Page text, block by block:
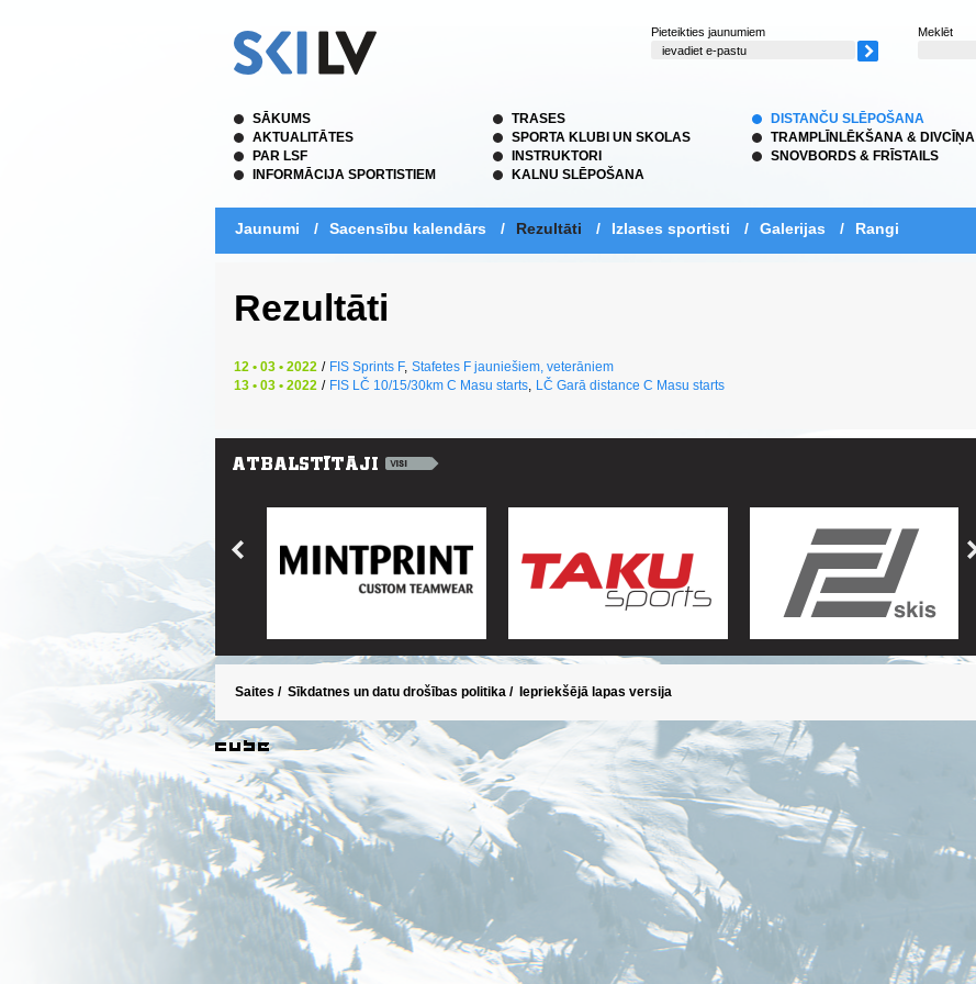
Pieteikties jaunumiem Meklēt
SĀKUMS
AKTUALITĀTES
PAR LSF
INFORMĀCIJA SPORTISTIEM
TRASES
SPORTA KLUBI UN SKOLAS
INSTRUKTORI
KALNU SLĒPOŠANA
DISTANČU SLĒPOŠANA
TRAMPLĪNLĒKŠANA & DIVCĪŅA
SNOVBORDS & FRĪSTAILS
Jaunumi / Sacensību kalendārs / Rezultāti / Izlases sportisti / Galerijas / Rangi
Rezultāti
12 • 03 • 2022 / FIS Sprints F, Stafetes F jauniešiem, veterāniem
13 • 03 • 2022 / FIS LČ 10/15/30km C Masu starts, LČ Garā distance C Masu starts
Saites / Sīkdatnes un datu drošības politika / Iepriekšējā lapas versija